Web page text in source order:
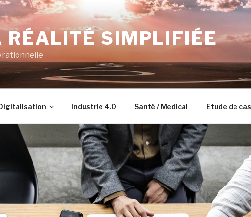
RÉALITÉ SIMPLIFIÉE
Industrie 4.0 Santé / Medical Etude de cas